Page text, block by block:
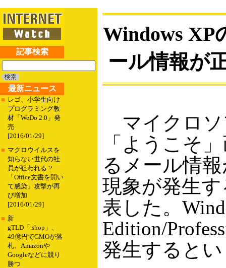
記事検索
最新ニュース
■ レゴ、小学生向け
プログラミング教
材「WeDo 2.0」発
売
[2016/01/29]
■ マクロウイルスを
知らない世代の社
員が狙われる？
「Office文書を開い
て感染」攻撃が再
び増加
[2016/01/29]
■ 新
gTLD「.shop」、
49億円でGMOが落
札、Amazonや
Googleなどに競り
勝つ
Windows XP
ール情報が
マイクロソ
「ようこそ
るメール情
現象が発生
表した。
Edition/
発生すると